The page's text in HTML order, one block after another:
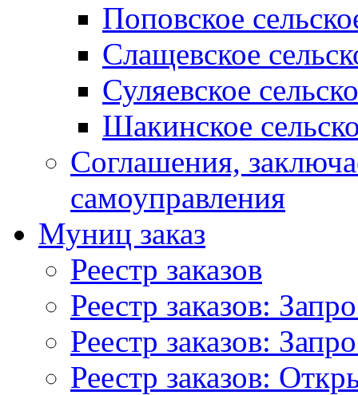
Поповское
Слащевское
Суляевское
Шакинское
Соглашения,
самоуправления
Муниц заказ
Реестр заказов
Реестр заказов:
Реестр заказов:
Реестр заказов: